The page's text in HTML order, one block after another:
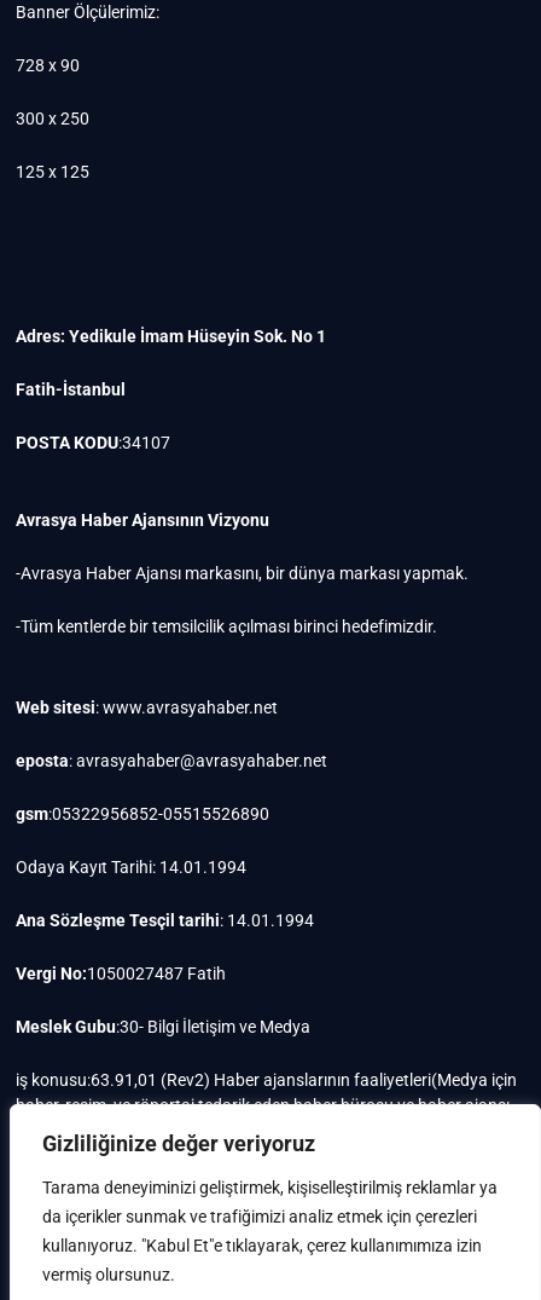
Gizliliğinize değer veriyoruz
Tarama deneyiminizi geliştirmek, kişiselleştirilmiş reklamlar ya
da içerikler sunmak ve trafiğimizi analiz etmek için çerezleri
kullanıyoruz. "Kabul Et"e tıklayarak, çerez kullanımımıza izin
vermiş olursunuz.
Banner Ölçülerimiz:
728 x 90
300 x 250
125 x 125
Adres: Yedikule İmam Hüseyin Sok. No 1
Fatih-İstanbul
POSTA KODU:34107
Avrasya Haber Ajansının Vizyonu
-Avrasya Haber Ajansı markasını, bir dünya markası yapmak.
-Tüm kentlerde bir temsilcilik açılması birinci hedefimizdir.
Web sitesi: www.avrasyahaber.net
eposta: avrasyahaber@avrasyahaber.net
gsm:05322956852-05515526890
Odaya Kayıt Tarihi: 14.01.1994
Ana Sözleşme Tesçil tarihi: 14.01.1994
Vergi No:1050027487 Fatih
Meslek Gubu:30- Bilgi İletişim ve Medya
iş konusu:63.91,01 (Rev2) Haber ajanslarının faaliyetleri(Medya için
haber, resim, ve röportaj tedarik eden haber bürosu ve haber ajansı
faaliyetleri)iştigal konusu ile ilgili olarak fotoğrafçılık, filimcilik,
yayıncılık, prodöktörlük, reklamcılık işleri ile Ana sözleşmede yazılı
olan diğer işleri yapar.
Mersis No: 0105002748700015